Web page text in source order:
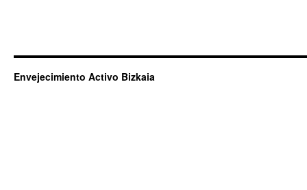
Envejecimiento Activo Bizkaia